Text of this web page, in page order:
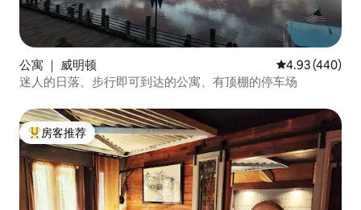
公寓 ｜ 威明顿 平均评分 4.93
4.93 (440)
迷人的日落、步行即可到达的公寓、有顶棚的停车场
热门「房客推荐」
房客推荐